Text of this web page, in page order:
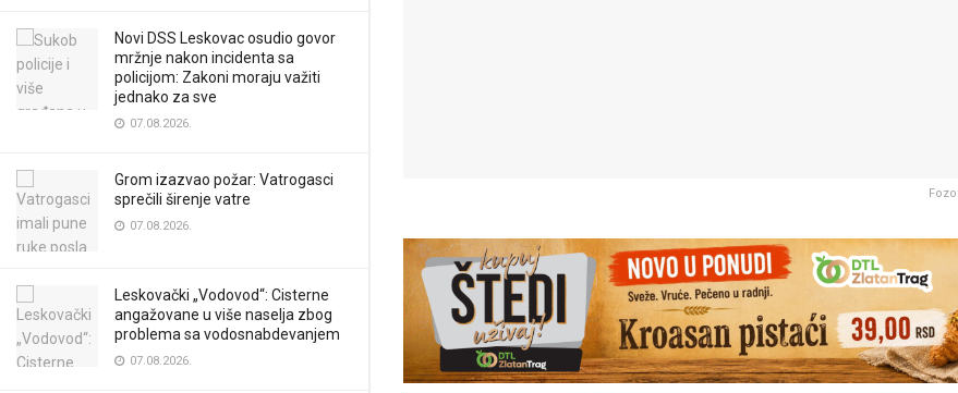
Novi DSS Leskovac osudio govor
mržnje nakon incidenta sa
policijom: Zakoni moraju važiti
jednako za sve
07.08.2026.
Grom izazvao požar: Vatrogasci
sprečili širenje vatre
07.08.2026.
Leskovački „Vodovod“: Cisterne
angažovane u više naselja zbog
problema sa vodosnabdevanjem
07.08.2026.